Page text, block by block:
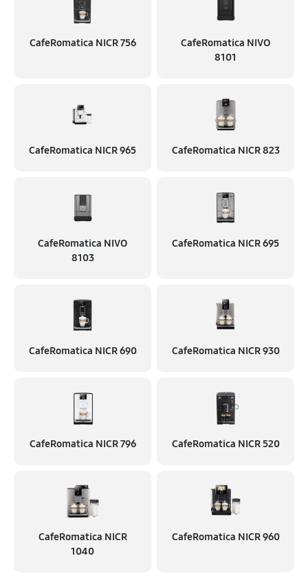
CafeRomatica NICR 756
CafeRomatica NIVO
8101
CafeRomatica NICR 965 CafeRomatica NICR 823
CafeRomatica NIVO
8103
CafeRomatica NICR 695
CafeRomatica NICR 690 CafeRomatica NICR 930
CafeRomatica NICR 796 CafeRomatica NICR 520
CafeRomatica NICR
1040
CafeRomatica NICR 960